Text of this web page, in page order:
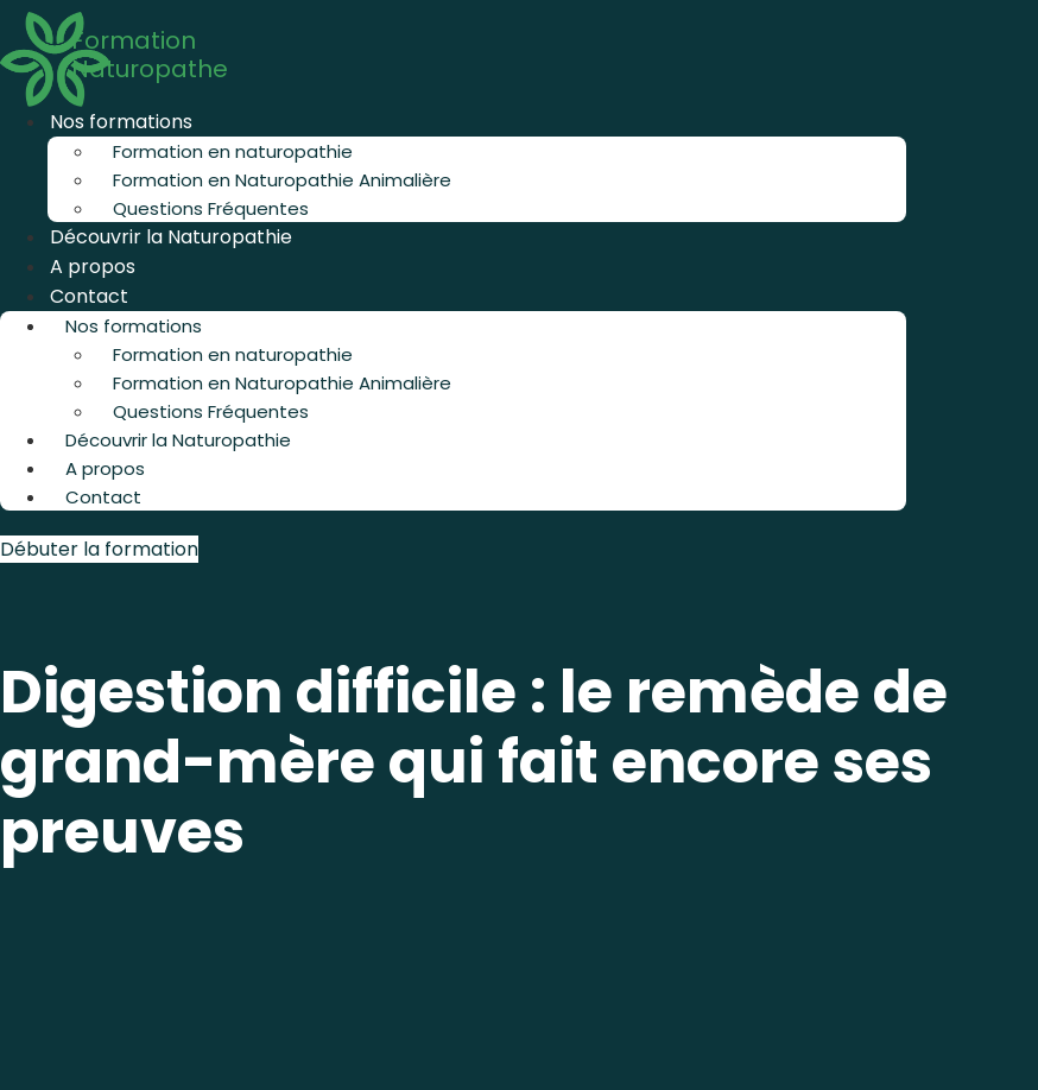
Aller
contenu
Formation
Naturopathe
Nos formations
Formation en naturopathie
Formation en Naturopathie Animalière
Questions Fréquentes
Découvrir la Naturopathie
A propos
Contact
Nos formations
Formation en naturopathie
Formation en Naturopathie Animalière
Questions Fréquentes
Découvrir la Naturopathie
A propos
Contact
Débuter la formation
Digestion difficile : le remède de
grand-mère qui fait encore ses
preuves